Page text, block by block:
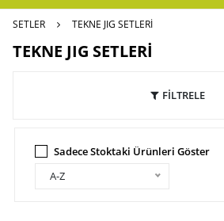
SETLER TEKNE JIG SETLERİ
TEKNE JIG SETLERİ
FİLTRELE
Sadece Stoktaki Ürünleri Göster
A-Z